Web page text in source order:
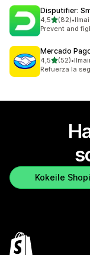
Disputifier:
4,5/ 5 tähteä
(82)
82 arvostelua
•
Prevent and
Mercado
4,5/ 5 tähteä
(52)
52 arvostelua
•
Refuerza la
Kokeile